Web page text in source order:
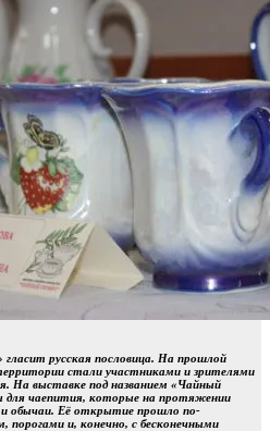
гласит русская пословица. На прошлой
стали участниками и зрителями
На выставке под названием «Чайный
для чаепития, которые на протяжении
обычаи. Её открытие прошло по-
и, конечно, с бесконечными